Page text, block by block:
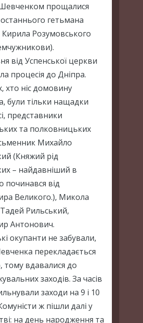
прощалися
гетьмана
Кирила Розумовського
від Успенської церкви
процесія до Дніпра.
хто ніс домовину
були тільки нащадки
представники
та полковницьких
Михайло
(Княжий рід
– найдавніший в
починався від
Великого.), Микола
Рильський,
Антонович.
окупанти не забували,
перекладається
тому вдавалися до
заходів. За часів
заходи на 9 і 10
ж пішли далі у
на день народження та